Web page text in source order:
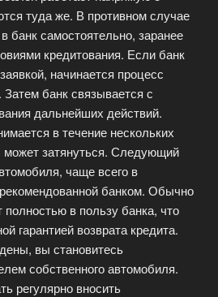
туда же. В противном случае
банк самостоятельно, заранее
кредитования. Если банк
начинается процесс
Затем банк связывается с
дальнейших действий.
в течение нескольких
может затянуться. Следующий
чаще всего в
банком. Обычно
в пользу банка, что
гарантией возврата кредита.
вы становитесь
собственного автомобиля.
регулярно вносить